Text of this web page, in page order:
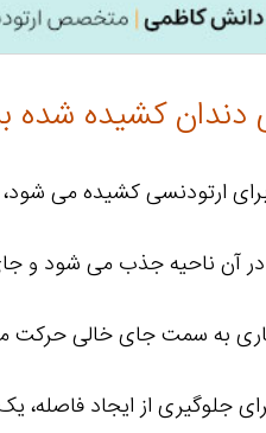
کشیده شده
ارتودنسی کشیده می
آن ناحیه جذب می شود و
به سمت جای خالی حرکت می
جلوگیری از ایجاد